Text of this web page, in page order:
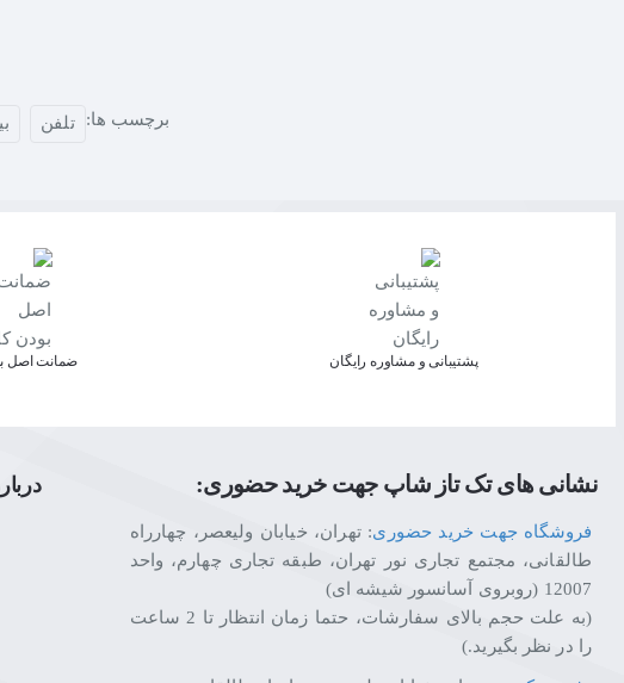
برچسب ها: تلفن
پشتیبانی و مشاوره رایگان ﺿﻤﺎﻧﺖ اﺻﻞ
نشانی های تک تاز شاپ جهت خرید حضوری:
فروشگاه جهت خرید حضوری: تهران، خیابان ولیعصر، چهارراه
طالقانی، مجتمع تجاری نور تهران، طبقه تجاری چهارم، واحد
12007 (روبروی آسانسور شیشه ای)
(به علت حجم بالای سفارشات، حتما زمان انتظار تا 2 ساعت
را در نظر بگیرید.)